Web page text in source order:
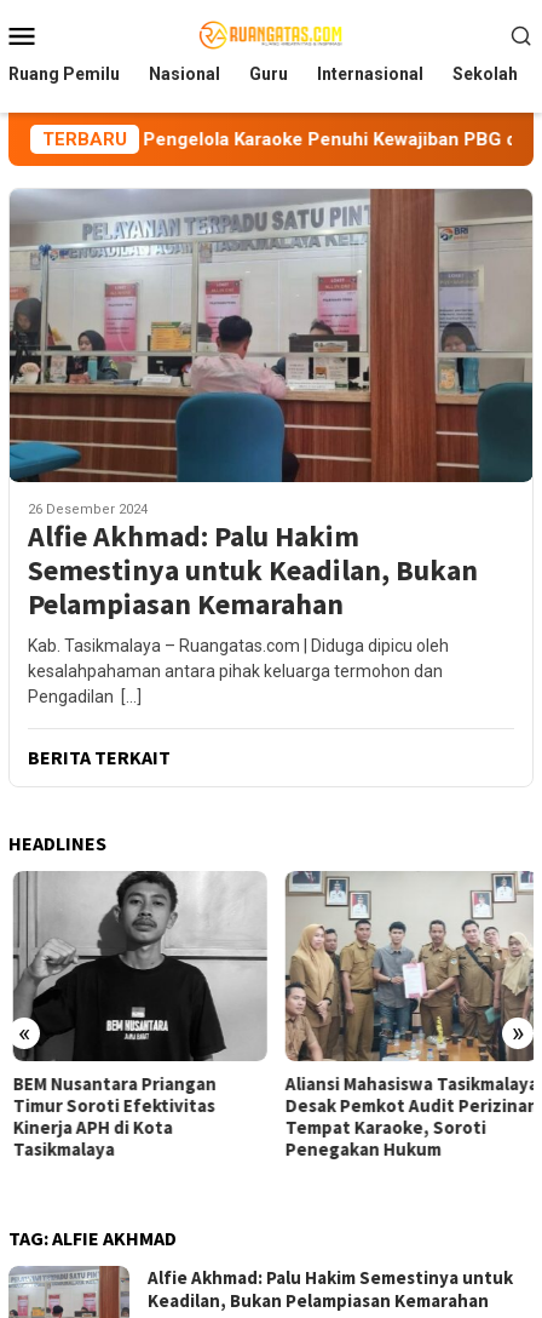
ke
kontenMobile
Ruang Pemilu Nasional Guru Internasional Sekolah
TERBARU
Pengelola Karaoke Penuhi Kewajiban PBG dan SLF
26 Desember 2024
Alfie Akhmad: Palu Hakim
Semestinya untuk Keadilan, Bukan
Pelampiasan Kemarahan
Kab. Tasikmalaya – Ruangatas.com | Diduga dipicu oleh
kesalahpahaman antara pihak keluarga termohon dan
Pengadilan […]
BERITA TERKAIT
HEADLINES
« »
BEM Nusantara Priangan
Timur Soroti Efektivitas
Kinerja APH di Kota
Tasikmalaya
Aliansi Mahasiswa Tasikmalaya
Desak Pemkot Audit Perizinan
Tempat Karaoke, Soroti
Penegakan Hukum
TAG:ALFIE AKHMAD
Alfie Akhmad: Palu Hakim Semestinya untuk
Keadilan, Bukan Pelampiasan Kemarahan